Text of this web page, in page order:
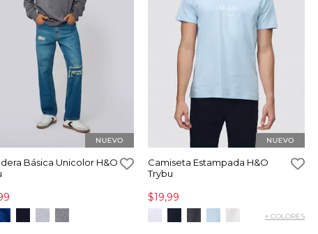
Básica Unicolor H&O
Camiseta Estampada H&O
Trybu
$19,99
+ COLORES